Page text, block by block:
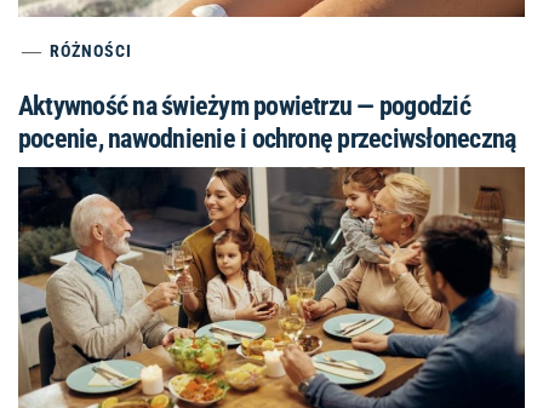
RÓŻNOŚCI
Aktywność na świeżym powietrzu — pogodzić
pocenie, nawodnienie i ochronę przeciwsłoneczną